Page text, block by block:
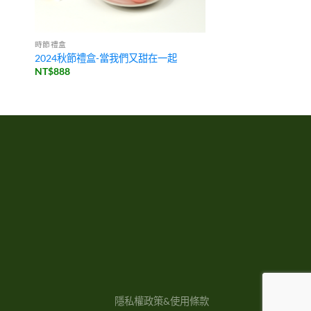
時節禮盒
2024秋節禮盒-當我們又甜在一起
NT$888
隱私權政策&使用條款